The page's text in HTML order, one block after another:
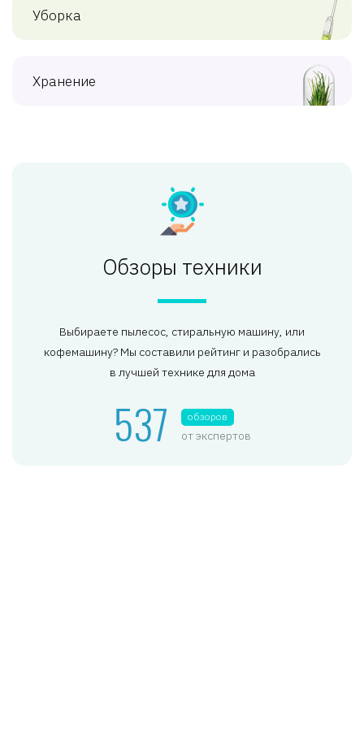
Уборка
Хранение
Обзоры техники
Выбираете пылесос, стиральную машину, или
кофемашину? Мы составили рейтинг и разобрались
в лучшей технике для дома
537 обзоров
от экспертов